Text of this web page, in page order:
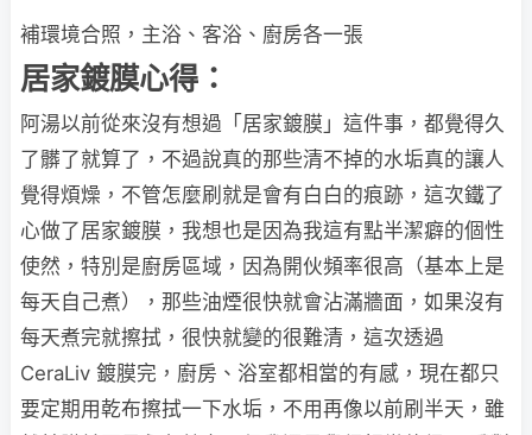
補環境合照，主浴、客浴、廚房各一張
居家鍍膜心得：
阿湯以前從來沒有想過「居家鍍膜」這件事，都覺得久
了髒了就算了，不過說真的那些清不掉的水垢真的讓人
覺得煩燥，不管怎麼刷就是會有白白的痕跡，這次鐵了
心做了居家鍍膜，我想也是因為我這有點半潔癖的個性
使然，特別是廚房區域，因為開伙頻率很高（基本上是
每天自己煮），那些油煙很快就會沾滿牆面，如果沒有
每天煮完就擦拭，很快就變的很難清，這次透過
CeraLiv 鍍膜完，廚房、浴室都相當的有感，現在都只
要定期用乾布擦拭一下水垢，不用再像以前刷半天，雖